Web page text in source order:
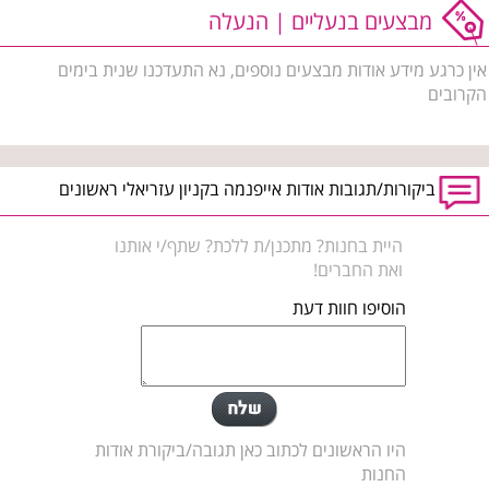
מבצעים בנעליים | הנעלה
אין כרגע מידע אודות מבצעים נוספים, נא התעדכנו שנית בימים
הקרובים
ביקורות/תגובות אודות אייפנמה בקניון עזריאלי ראשונים
היית בחנות? מתכנן/ת ללכת? שתף/י אותנו
ואת החברים!
הוסיפו חוות דעת
היו הראשונים לכתוב כאן תגובה/ביקורת אודות
החנות